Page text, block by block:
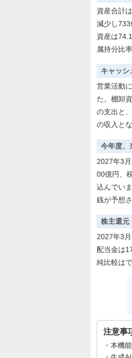
資産合計
減少し
資産は
属持分比
キャッシ
営業活動
た。棚卸
の支出と
の収入と
今年度、
2027年3
00億円、
込んでい
銭が予想
株主還元
2027年3
配当金は
純比較は
注意事
本機